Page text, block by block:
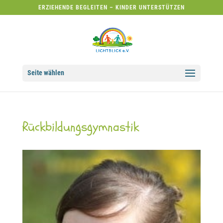
ERZIEHENDE BEGLEITEN – KINDER UNTERSTÜTZEN
Seite wählen
Rückbildungsgymnastik